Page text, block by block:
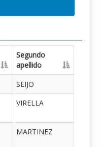
Segundo
apellido
SEIJO
VIRELLA
MARTINEZ